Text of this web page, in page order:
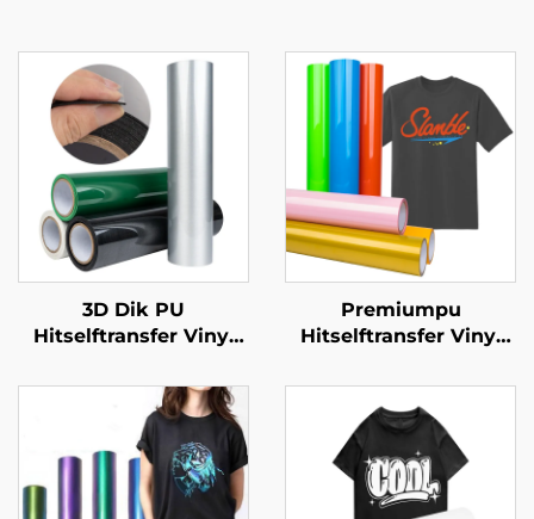
3D Dik PU
Hitselftransfer Vinyl
Logo Ontwerp
Premiumpu
Hitselftransfer Vinyl
te Sny & Weed